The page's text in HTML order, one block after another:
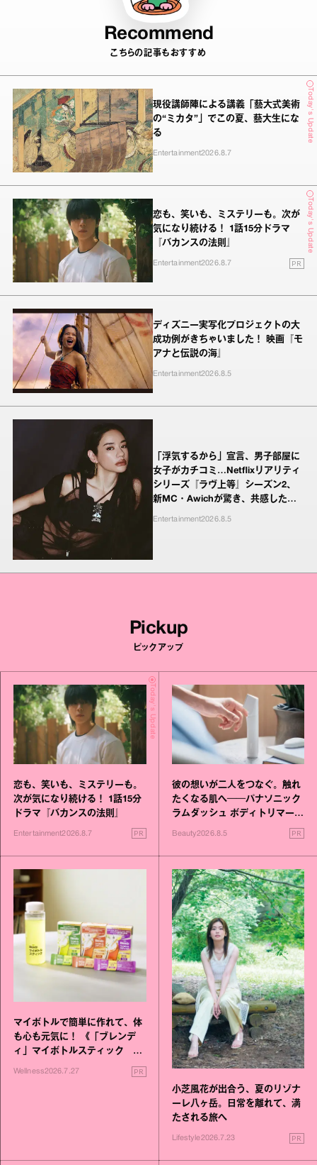
Recommend
こちらの記事もおすすめ
Today's Update
現役講師陣による講義「藝大式美術
の“ミカタ”」でこの夏、藝大生にな
る
Entertainment2026.8.7
Today's Update
恋も、笑いも、ミステリーも。次が
気になり続ける！ 1話15分ドラマ
『バカンスの法則』
Entertainment2026.8.7 PR
ディズニー実写化プロジェクトの大
成功例がきちゃいました！ 映画『モ
アナと伝説の海』
Entertainment2026.8.5
「浮気するから」宣言、男子部屋に
女子がカチコミ…Netflixリアリティ
シリーズ『ラヴ上等』シーズン2、
新MC・Awichが驚き、共感したヤ
Entertainment2026.8.5
Pickup
ピックアップ
Today's Update
恋も、笑いも、ミステリーも。
次が気になり続ける！ 1話15分
ドラマ『バカンスの法則』
Entertainment2026.8.7 PR
彼の想いが二人をつなぐ。触れ
たくなる肌へ──パナソニック
ラムダッシュ ボディトリマーが
Beauty2026.8.5 PR
マイボトルで簡単に作れて、体
も心も元気に！ 《「ブレンデ
ィ」マイボトルスティック い
いこと毎日》シリーズが誕生
Wellness2026.7.27 PR
小芝風花が出合う、夏のリゾナ
ーレ八ヶ岳。日常を離れて、満
たされる旅へ
Lifestyle2026.7.23 PR